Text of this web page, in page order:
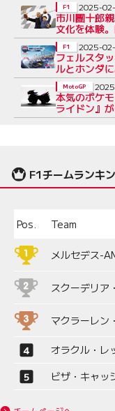
市川團十郎
文化を体験
は違う」
F1 2025-
フェルスタ
ルとホンダ
F1 2025-
本気のポケ
ライドン』
MotoGP
F1チームランキ
Pos. Team
メルセデス-
スクーデリア
マクラーレン
オラクル・レ
ビザ・キャッ